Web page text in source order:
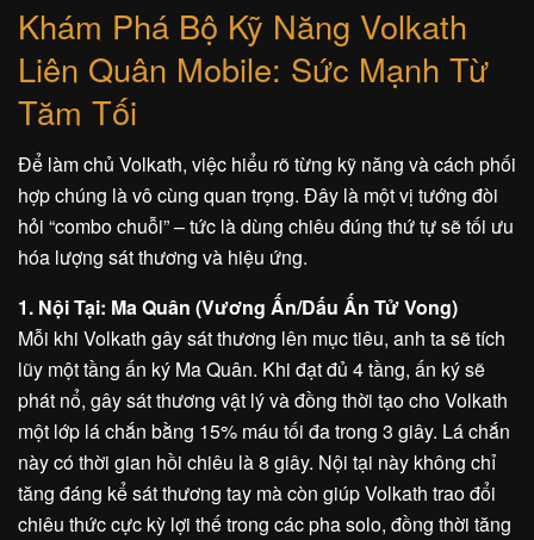
Khám Phá Bộ Kỹ Năng Volkath
Liên Quân Mobile: Sức Mạnh Từ
Tăm Tối
Để làm chủ Volkath, việc hiểu rõ từng kỹ năng và cách phối
hợp chúng là vô cùng quan trọng. Đây là một vị tướng đòi
hỏi “combo chuỗi” – tức là dùng chiêu đúng thứ tự sẽ tối ưu
hóa lượng sát thương và hiệu ứng.
1. Nội Tại: Ma Quân (Vương Ấn/Dấu Ấn Tử Vong)
Mỗi khi Volkath gây sát thương lên mục tiêu, anh ta sẽ tích
lũy một tầng ấn ký Ma Quân. Khi đạt đủ 4 tầng, ấn ký sẽ
phát nổ, gây sát thương vật lý và đồng thời tạo cho Volkath
một lớp lá chắn bằng 15% máu tối đa trong 3 giây. Lá chắn
này có thời gian hồi chiêu là 8 giây. Nội tại này không chỉ
tăng đáng kể sát thương tay mà còn giúp Volkath trao đổi
chiêu thức cực kỳ lợi thế trong các pha solo, đồng thời tăng